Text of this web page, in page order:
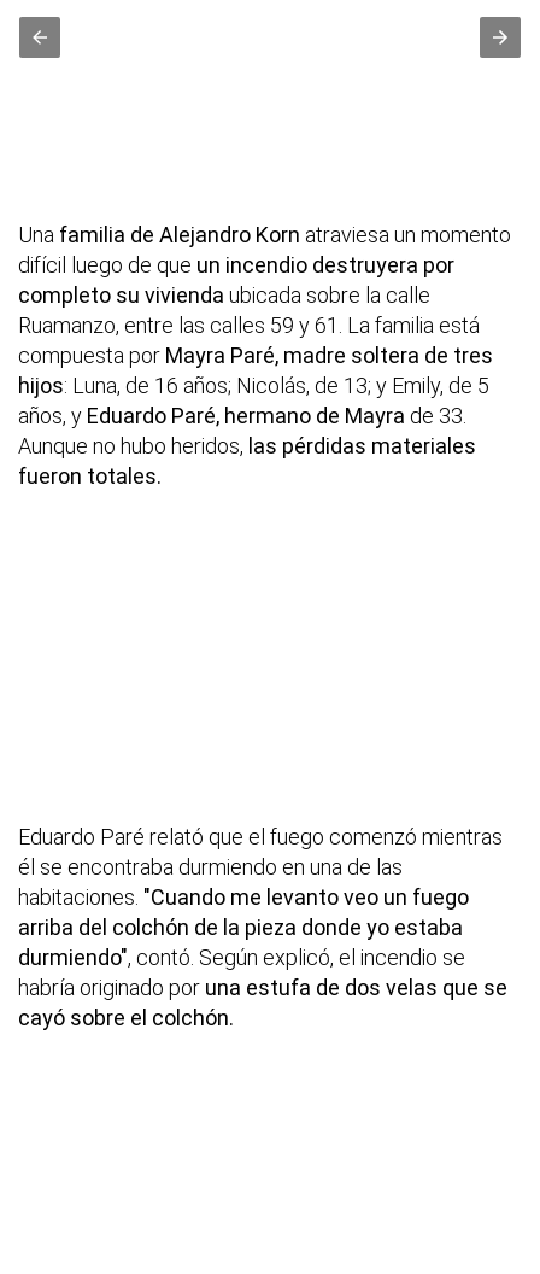
Una familia de Alejandro Korn atraviesa un momento
difícil luego de que un incendio destruyera por
completo su vivienda ubicada sobre la calle
Ruamanzo, entre las calles 59 y 61. La familia está
compuesta por Mayra Paré, madre soltera de tres
hijos: Luna, de 16 años; Nicolás, de 13; y Emily, de 5
años, y Eduardo Paré, hermano de Mayra de 33.
Aunque no hubo heridos, las pérdidas materiales
fueron totales.
Eduardo Paré relató que el fuego comenzó mientras
él se encontraba durmiendo en una de las
habitaciones. "Cuando me levanto veo un fuego
arriba del colchón de la pieza donde yo estaba
durmiendo", contó. Según explicó, el incendio se
habría originado por una estufa de dos velas que se
cayó sobre el colchón.